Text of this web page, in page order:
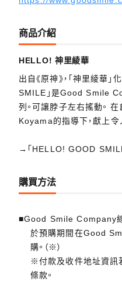
商品介紹
HELLO! 神里綾華
出自《原神》，「神里綾華
SMILE」是Good Smile
列。可讓脖子左右搖動。
Koyama的指導下，獻上令
→「HELLO! GOOD
購買方法
■Good Smile Company
於預購期間在Good
購。（※）
※付款及收件地址資訊
條款。